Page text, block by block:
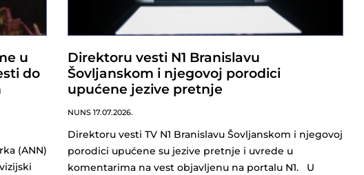
u
do
(ANN)
Direktoru vesti N1 Branislavu
Šovljanskom i njegovoj porodici
upućene jezive pretnje
NUNS 17.07.2026.
Direktoru vesti TV N1 Branislavu Šovljanskom i njegovoj
porodici upućene su jezive pretnje i uvrede u
komentarima na vest objavljenu na portalu N1. U